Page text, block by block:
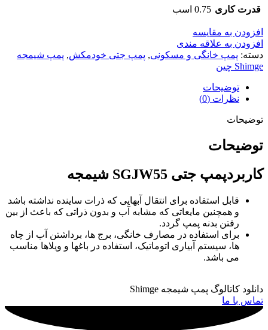
قدرت کاری 0.75 اسب
افزودن به مقایسه
افزودن به علاقه مندی
دسته: پمپ خانگی و مسکونی, پمپ جتی خودمکش, پمپ شیمجه
Shimge چین
توضیحات
نظرات (0)
توضیحات
توضیحات
کاربردپمپ جتی SGJW55 شیمجه
قابل استفاده برای انتقال آبهایی که ذرات ساینده نداشته باشد
و همچنین مایعاتی که مشابه آب و بدون ذراتی که باعث از بین
رفتن بدنه پمپ گردد.
برای استفاده در مصارف خانگی، برج ها، برداشتن آب از چاه
ها، سیستم آبیاری اتوماتیک، استفاده در باغها و ویلاها مناسب
می باشد.
دانلود کاتالوگ پمپ شیمجه Shimge
تماس با ما